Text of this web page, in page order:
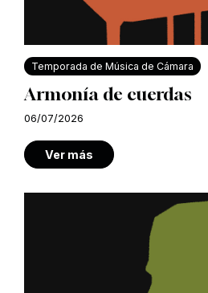
Temporada de Música de Cámara
Armonía de cuerdas
06/07/2026
Ver más